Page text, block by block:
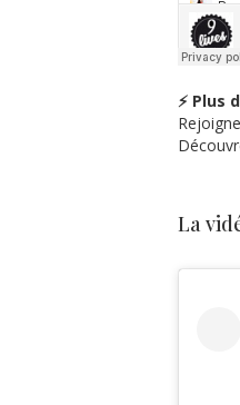
⚡ Plus
La